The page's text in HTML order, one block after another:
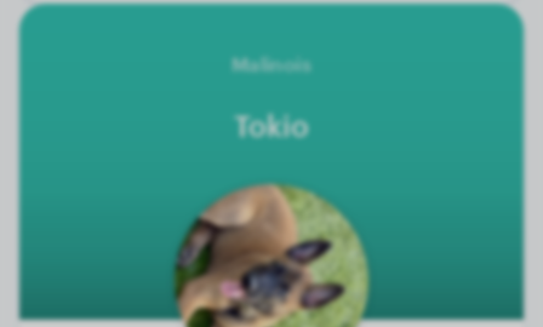
Malinois
Tokio